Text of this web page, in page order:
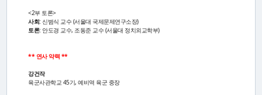
<2부 토론>
사회: 신범식 교수 (서울대 국제문제연구소장)
토론: 안도경 교수, 조동준 교수 (서울대 정치외교학부)
** 연사 약력 **
강건작
육군사관학교 45기, 예비역 육군 중장